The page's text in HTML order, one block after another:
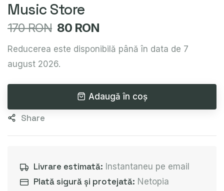
Music Store
170 RON 80 RON
Reducerea este disponibilă până în data de 7
august 2026.
Adaugă în coș
Share
Livrare estimată: Instantaneu pe email
Plată sigură și protejată: Netopia